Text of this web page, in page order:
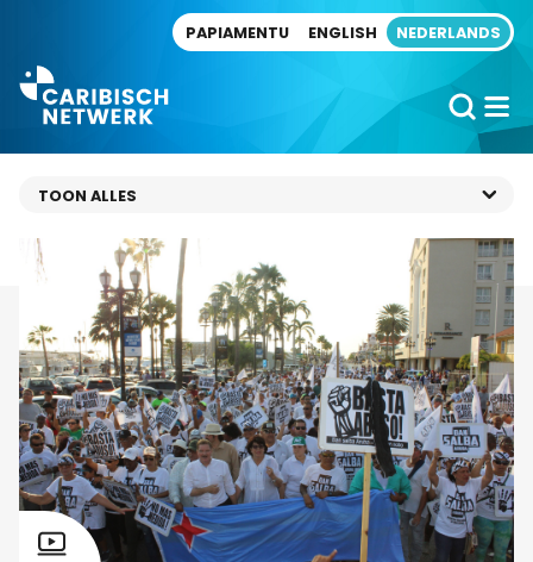
PAPIAMENTU ENGLISH NEDERLANDS